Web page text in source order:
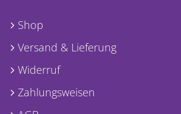
Shop
Versand & Lieferung
Widerruf
Zahlungsweisen